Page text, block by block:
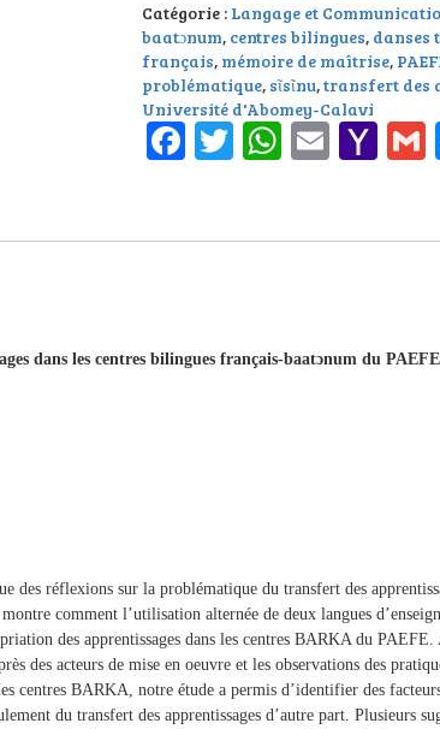
Catégorie : Langage et
baatɔnum, centres bilingues, danses
français, mémoire de maîtrise,
problématique, sῖsῖnu,transfert des
Université d'Abomey-Calavi
Facebook
TwitterEmail
dans les centres bilingues français-baatɔnum du
des réflexions sur la problématique du transfert des
comment l’utilisation alternée de deux langues
des apprentissages dans les centres BARKA du PAEFE.
des acteurs de mise en oeuvre et les observations des
centres BARKA, notre étude a permis d’identifier des
du transfert des apprentissages d’autre part. Plusieurs